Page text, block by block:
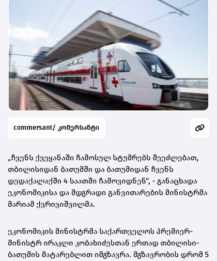
commersant/ კომერსანტი
„ჩვენს ქვეყანაში ჩამოსულ სტუმრებს შეეძლებათ,
თბილისიდან ბათუმში და ბათუმიდან ჩვენს
დედაქალაქში 4 საათში ჩამოვიდნენ“, - განაცხადა
ეკონომიკისა და მდგრადი განვითარების მინისტრმა
მარიამ ქვრივიშვილმა.
ეკონომიკის მინისტრმა საქართველოს პრემიერ-
მინისტრ ირაკლი კობახიძესთან ერთად თბილისი-
ბათუმის მატარებლით იმგზავრა. მგზავრობის დრომ 5